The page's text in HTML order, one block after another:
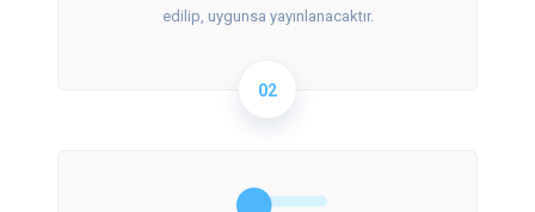
02
edilip, uygunsa yayınlanacaktır.